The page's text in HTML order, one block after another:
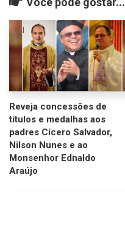
Reveja concessões de
títulos e medalhas aos
padres Cícero Salvador,
Nilson Nunes e ao
Monsenhor Ednaldo
Araújo